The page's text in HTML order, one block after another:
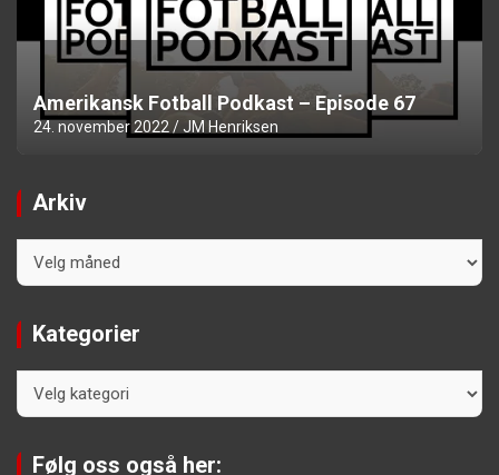
Amerikansk Fotball Podkast – Episode 67
24. november 2022 JM Henriksen
Arkiv
Kategorier
Følg oss også her: